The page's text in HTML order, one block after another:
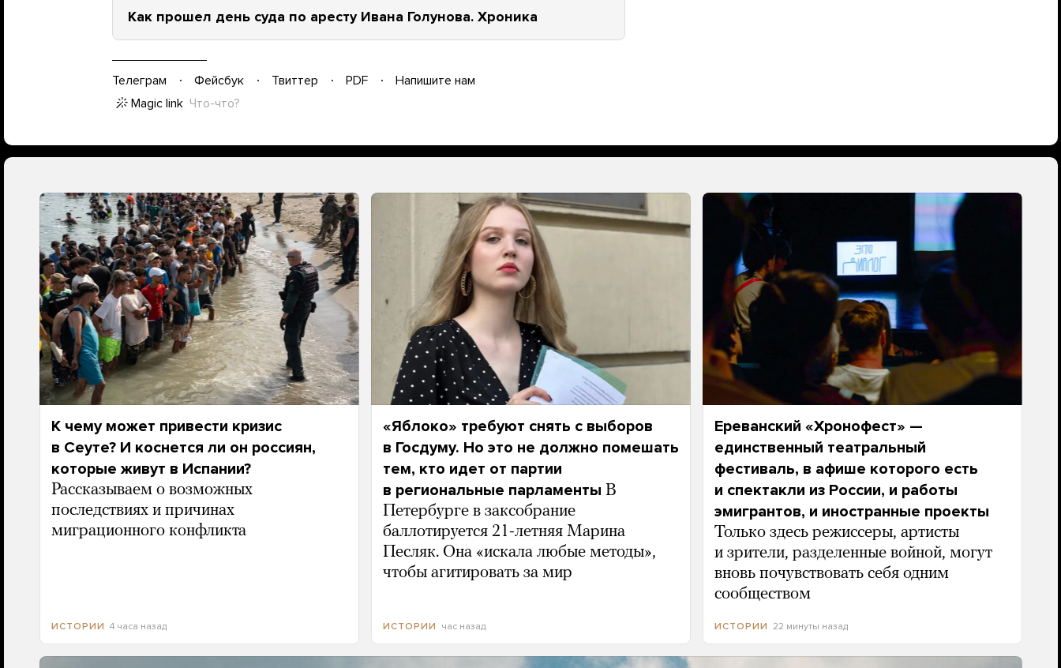
Как прошел день суда по аресту Ивана Голунова. Хроника
Телеграм Фейсбук Твиттер PDF
Напишите нам
Magic link Что-что?
К чему может привести кризис
в Сеуте? И коснется ли он россиян,
которые живут в Испании?
Рассказываем о возможных
последствиях и причинах
миграционного конфликта
ИСТОРИИ 4 часа назад
«Яблоко» требуют снять с выборов
в Госдуму. Но это не должно помешать
тем, кто идет от партии
в региональные парламенты В
Петербурге в заксобрание
баллотируется 21-летняя Марина
Песляк. Она «искала любые методы»,
чтобы агитировать за мир
ИСТОРИИ час назад
Ереванский «Хронофест» —
единственный театральный
фестиваль, в афише которого есть
и спектакли из России, и работы
эмигрантов, и иностранные проекты
Только здесь режиссеры, артисты
и зрители, разделенные войной, могут
вновь почувствовать себя одним
сообществом
ИСТОРИИ 22 минуты назад